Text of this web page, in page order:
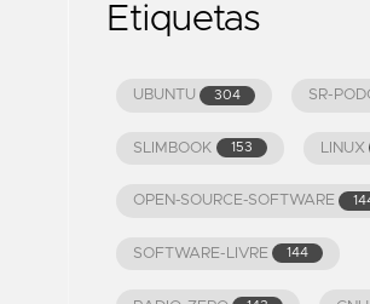
Etiquetas
UBUNTU 304 SR-
SLIMBOOK 153 LINUX
OPEN-SOURCE-SOFTWARE
SOFTWARE-LIVRE 144